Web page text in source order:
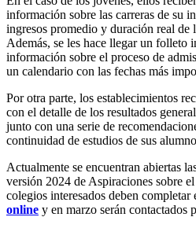
información sobre las carreras de su
ingresos promedio y duración real de
Además, se les hace llegar un folleto
información sobre el proceso de
un calendario con las fechas más
Por otra parte, los establecimientos
con el detalle de los resultados
junto con una serie de
continuidad de estudios de sus
Actualmente se encuentran abiertas
versión 2024 de Aspiraciones sobre
colegios interesados deben completar
online y en marzo serán contactados